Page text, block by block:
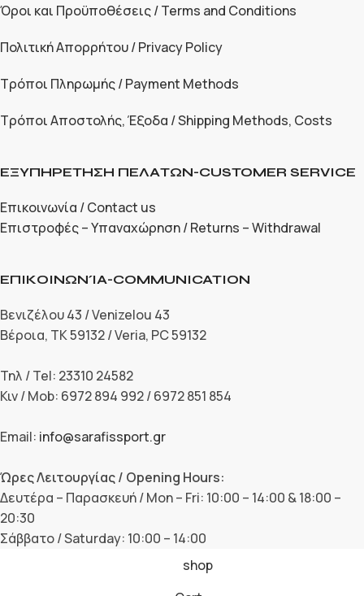
Όροι και Προϋποθέσεις / Terms and Conditions
Πολιτική Απορρήτου / Privacy Policy
Τρόποι Πληρωμής / Payment Methods
Τρόποι Αποστολής, Έξοδα / Shipping Methods, Costs
ΕΞΥΠΗΡΕΤΗΣΗ ΠΕΛΑΤΩΝ-CUSTOMER SERVICE
Επικοινωνία / Contact us
Επιστροφές – Υπαναχώρηση / Returns – Withdrawal
ΕΠΙΚΟΙΝΩΝΊΑ-COMMUNICATION
Βενιζέλου 43 / Venizelou 43
Βέροια, ΤΚ 59132 / Veria, PC 59132
Τηλ / Tel: 23310 24582
Κιν / Mob: 6972 894 992 / 6972 851 854
Email: info@sarafissport.gr
Ώρες Λειτουργίας / Opening Hours:
Δευτέρα – Παρασκευή / Mon – Fri: 10:00 – 14:00 & 18:00 –
20:30
Σάββατο / Saturday: 10:00 – 14:00
shop